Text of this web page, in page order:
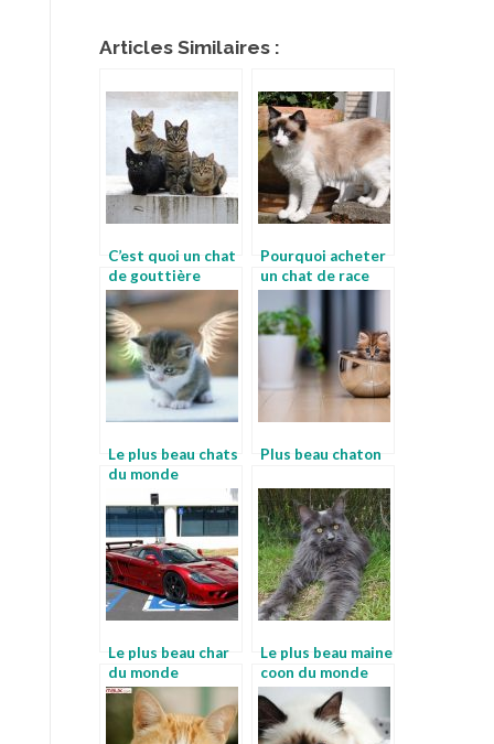
Articles Similaires :
C’est quoi un chat
de gouttière
Pourquoi acheter
un chat de race
Le plus beau chats
du monde
Plus beau chaton
Le plus beau char
du monde
Le plus beau maine
coon du monde